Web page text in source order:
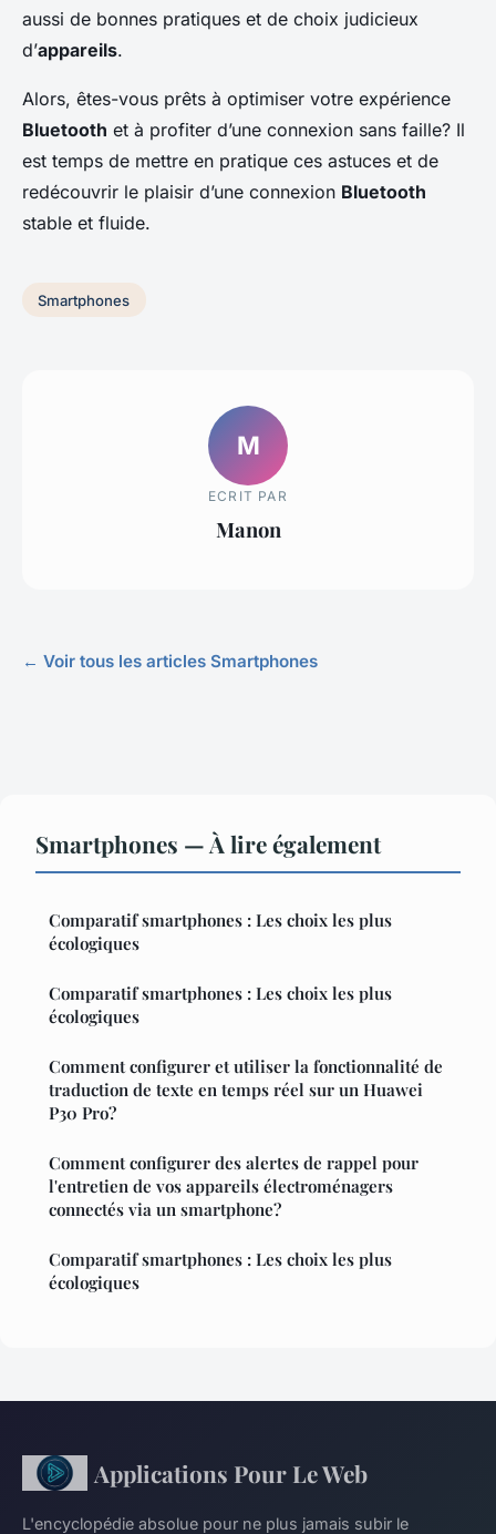
aussi de bonnes pratiques et de choix judicieux
d’appareils.
Alors, êtes-vous prêts à optimiser votre expérience
Bluetooth et à profiter d’une connexion sans faille? Il
est temps de mettre en pratique ces astuces et de
redécouvrir le plaisir d’une connexion Bluetooth
stable et fluide.
Smartphones
M
ECRIT PAR
Manon
← Voir tous les articles Smartphones
Smartphones — À lire également
Comparatif smartphones : Les choix les plus
écologiques
Comparatif smartphones : Les choix les plus
écologiques
Comment configurer et utiliser la fonctionnalité de
traduction de texte en temps réel sur un Huawei
P30 Pro?
Comment configurer des alertes de rappel pour
l'entretien de vos appareils électroménagers
connectés via un smartphone?
Comparatif smartphones : Les choix les plus
écologiques
Applications Pour Le Web
L'encyclopédie absolue pour ne plus jamais subir le